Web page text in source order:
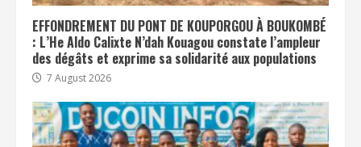
EFFONDREMENT DU PONT DE KOUPORGOU À BOUKOMBÉ
: L’He Aldo Calixte N’dah Kouagou constate l’ampleur
des dégâts et exprime sa solidarité aux populations
7 August 2026